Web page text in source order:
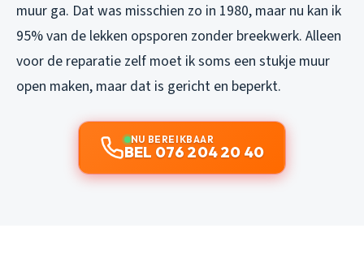
muur ga. Dat was misschien zo in 1980, maar nu kan ik
95% van de lekken opsporen zonder breekwerk. Alleen
voor de reparatie zelf moet ik soms een stukje muur
open maken, maar dat is gericht en beperkt.
NU BEREIKBAAR
BEL 076 204 20 40